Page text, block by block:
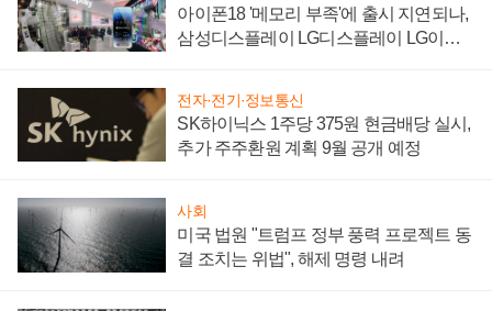
아이폰18 '메모리 부족'에 출시 지연되나,
삼성디스플레이 LG디스플레이 LG이노
전자·전기·정보통신
SK하이닉스 1주당 375원 현금배당 실시,
추가 주주환원 계획 9월 공개 예정
사회
미국 법원 "트럼프 정부 풍력 프로젝트 동
결 조치는 위법", 해제 명령 내려